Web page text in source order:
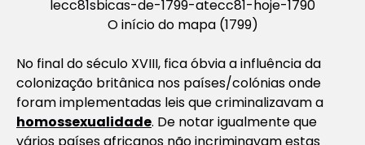
O início do mapa (1799)
No final do século XVIII, fica óbvia a influência da
colonização britânica nos países/colónias onde
foram implementadas leis que criminalizavam a
homossexualidade. De notar igualmente que
vários países africanos não incriminavam estas